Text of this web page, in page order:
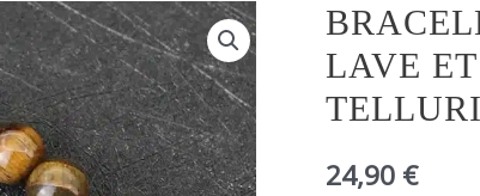
LAVE
24,90 €
quantité
de
Bracelet
homme
en
de